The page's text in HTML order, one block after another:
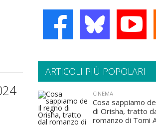
ARTICOLI PIÙ POPOLARI
CINEMA
Cosa sappiamo
di Orisha, tratto
romanzo di Tomi